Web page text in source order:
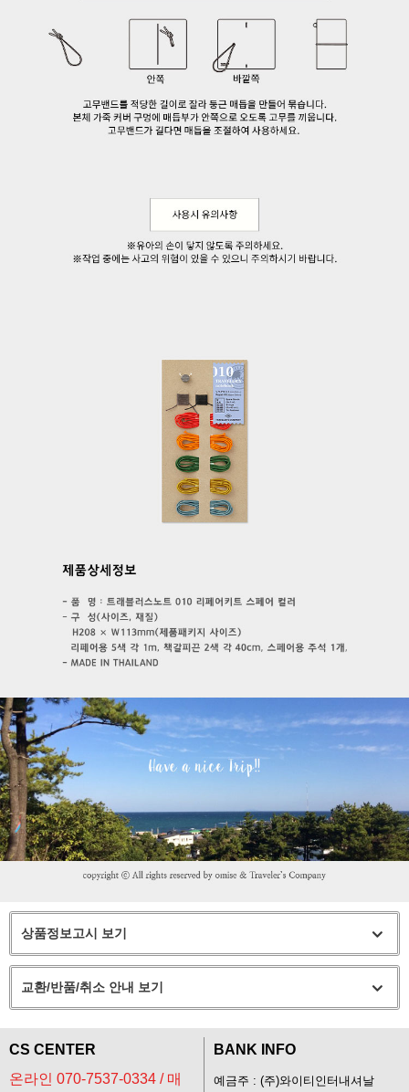
상품정보고시 보기
교환/반품/취소 안내 보기
CS CENTER
온라인 070-7537-0334 / 매
BANK INFO
예금주 : (주)와이티인터내셔날